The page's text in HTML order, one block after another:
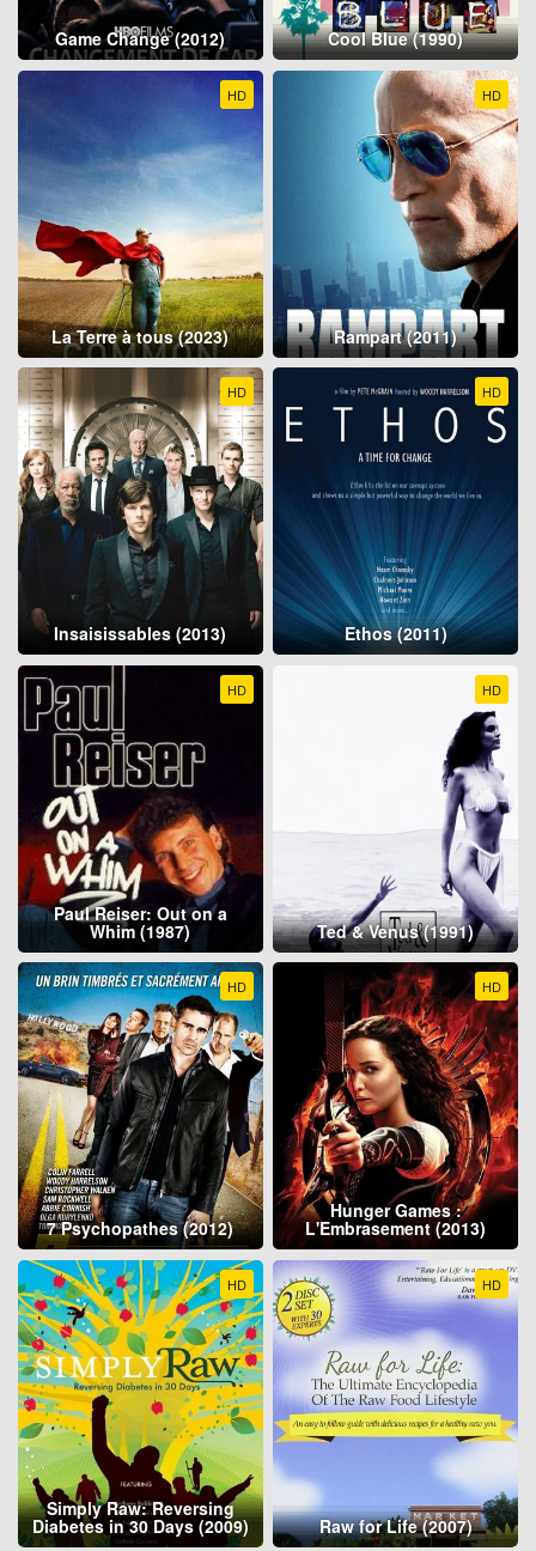
Game Change (2012) Cool Blue (1990)
HD
La Terre à tous (2023)
HD
Rampart (2011)
HD
Insaisissables (2013)
HD
Ethos (2011)
HD
Paul Reiser: Out on a
Whim (1987)
HD
Ted & Venus (1991)
HD
7 Psychopathes (2012)
HD
Hunger Games :
L'Embrasement (2013)
HD
Simply Raw: Reversing
Diabetes in 30 Days (2009)
HD
Raw for Life (2007)